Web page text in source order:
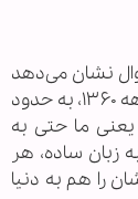
نشان می‌دهد
نرخ باروری کلی (TFR) در ایران از ۶.۵ فرزند در دهه ۱۳۶۰، به حدود
این رقم یعنی ما حتی به
به زبان ساده، هر
را هم به دنیا